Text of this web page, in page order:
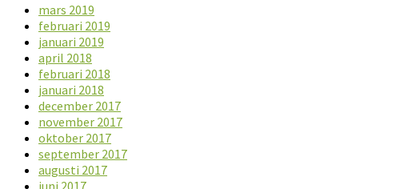
mars 2019
februari 2019
januari 2019
april 2018
februari 2018
januari 2018
december 2017
november 2017
oktober 2017
september 2017
augusti 2017
juni 2017